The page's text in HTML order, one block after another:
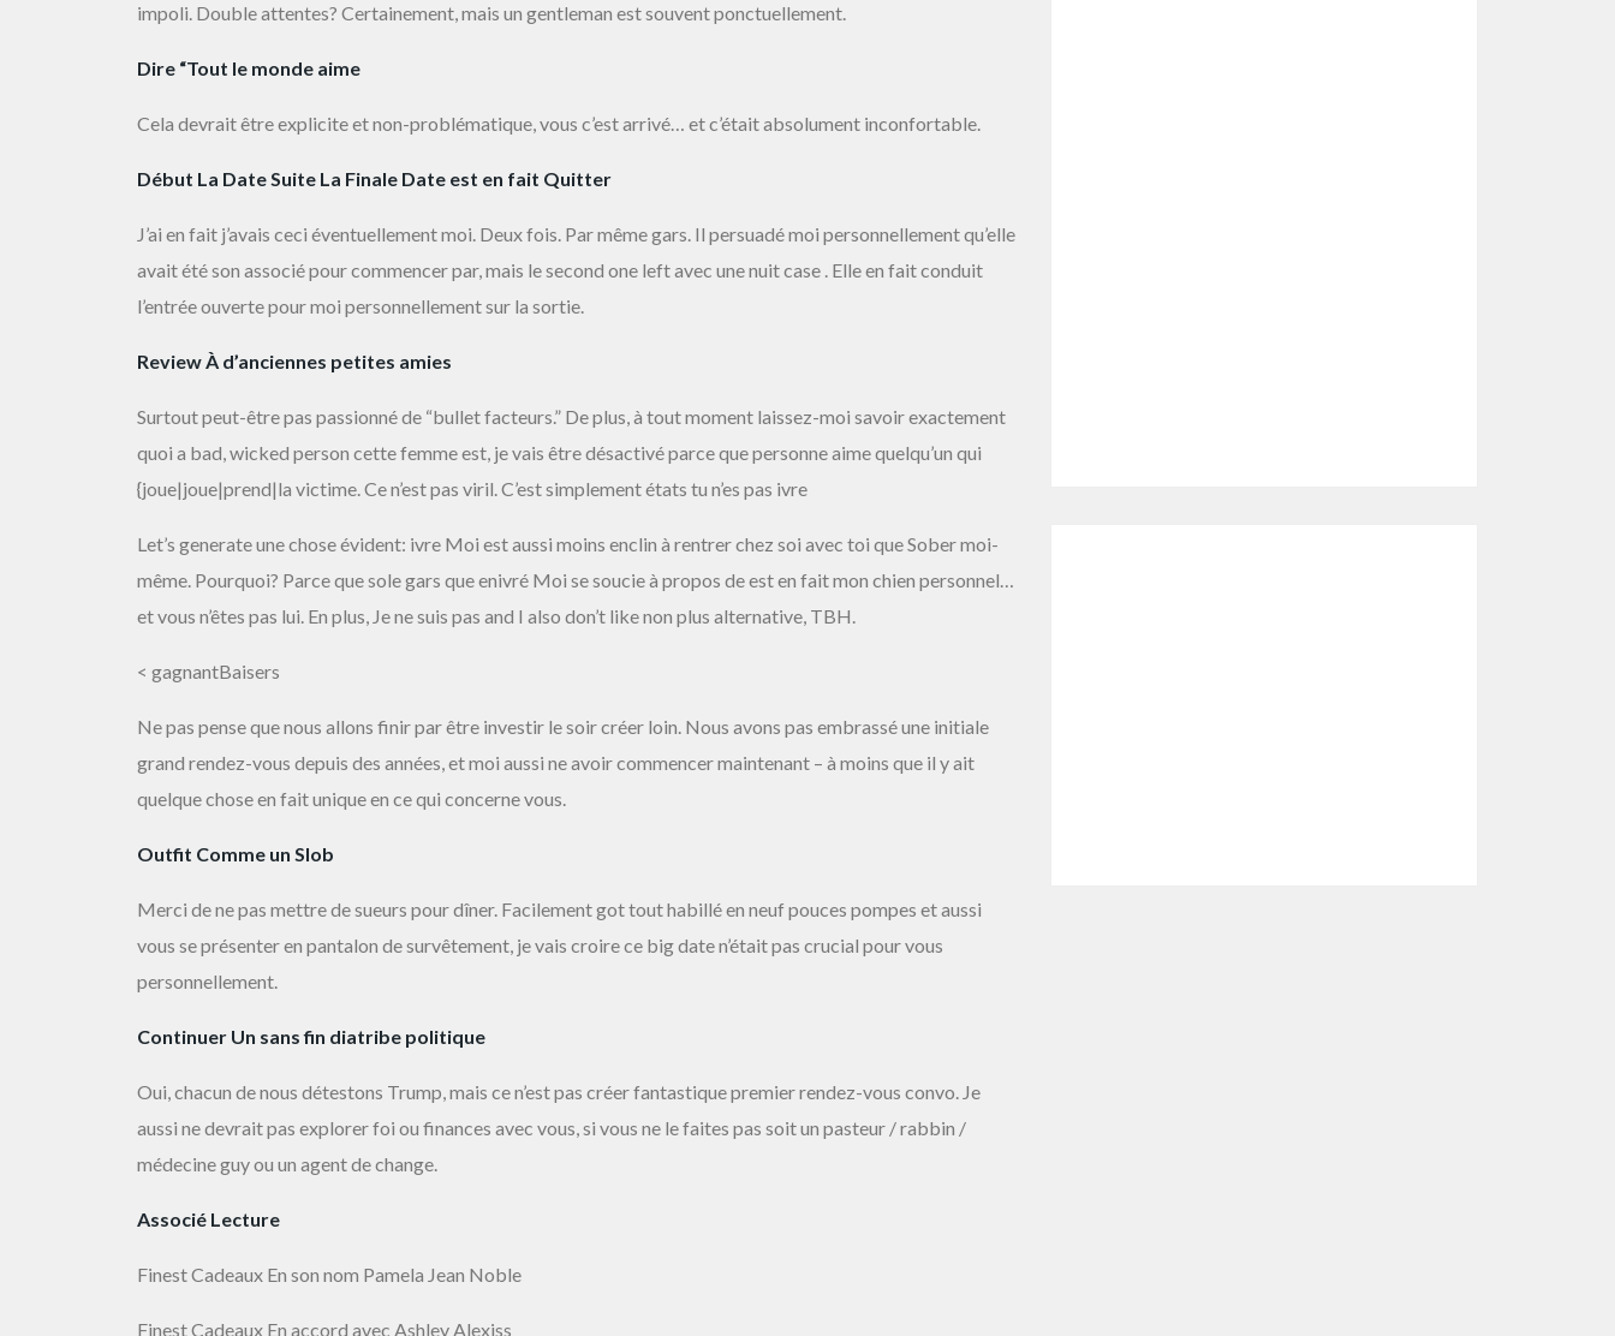
impoli. Double attentes? Certainement, mais un gentleman est souvent ponctuellement.
Dire “Tout le monde aime
Cela devrait être explicite et non-problématique, vous c’est arrivé… et c’était absolument inconfortable.
Début La Date Suite La Finale Date est en fait Quitter
J’ai en fait j’avais ceci éventuellement moi. Deux fois. Par même gars. Il persuadé moi personnellement qu’elle
avait été son associé pour commencer par, mais le second one left avec une nuit case . Elle en fait conduit
l’entrée ouverte pour moi personnellement sur la sortie.
Review À d’anciennes petites amies
Surtout peut-être pas passionné de “bullet facteurs.” De plus, à tout moment laissez-moi savoir exactement
quoi a bad, wicked person cette femme est, je vais être désactivé parce que personne aime quelqu’un qui
{joue|joue|prend|la victime. Ce n’est pas viril. C’est simplement états tu n’es pas ivre
Let’s generate une chose évident: ivre Moi est aussi moins enclin à rentrer chez soi avec toi que Sober moi-
même. Pourquoi? Parce que sole gars que enivré Moi se soucie à propos de est en fait mon chien personnel…
et vous n’êtes pas lui. En plus, Je ne suis pas and I also don’t like non plus alternative, TBH.
< gagnantBaisers
Ne pas pense que nous allons finir par être investir le soir créer loin. Nous avons pas embrassé une initiale
grand rendez-vous depuis des années, et moi aussi ne avoir commencer maintenant – à moins que il y ait
quelque chose en fait unique en ce qui concerne vous.
Outfit Comme un Slob
Merci de ne pas mettre de sueurs pour dîner. Facilement got tout habillé en neuf pouces pompes et aussi
vous se présenter en pantalon de survêtement, je vais croire ce big date n’était pas crucial pour vous
personnellement.
Continuer Un sans fin diatribe politique
Oui, chacun de nous détestons Trump, mais ce n’est pas créer fantastique premier rendez-vous convo. Je
aussi ne devrait pas explorer foi ou finances avec vous, si vous ne le faites pas soit un pasteur / rabbin /
médecine guy ou un agent de change.
Associé Lecture
Finest Cadeaux En son nom Pamela Jean Noble
Finest Cadeaux En accord avec Ashley Alexiss